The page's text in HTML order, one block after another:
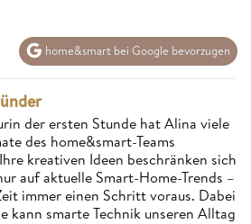
home&smart bei Google bevorzugen
der ersten Stunde hat Alina viele
des home&smart-Teams
kreativen Ideen beschränken sich
auf aktuelle Smart-Home-Trends –
immer einen Schritt voraus. Dabei
kann smarte Technik unseren Alltag